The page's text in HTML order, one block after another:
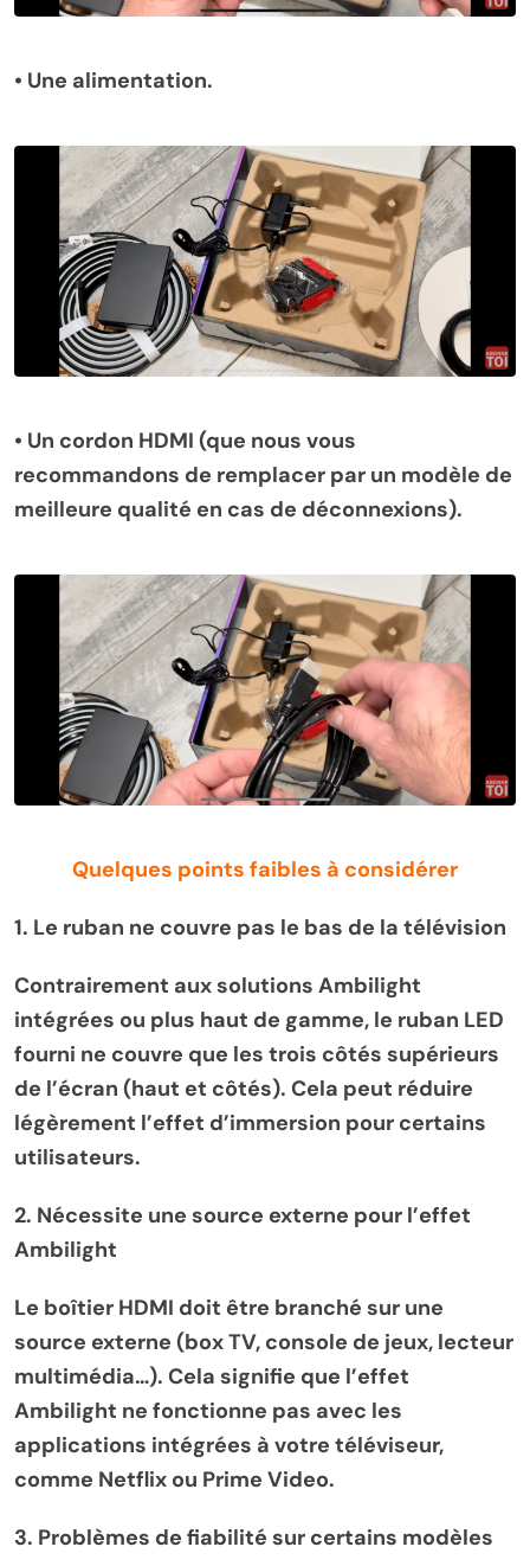
• Une alimentation.
• Un cordon HDMI (que nous vous
recommandons de remplacer par un modèle de
meilleure qualité en cas de déconnexions).
Quelques points faibles à considérer
1. Le ruban ne couvre pas le bas de la télévision
Contrairement aux solutions Ambilight
intégrées ou plus haut de gamme, le ruban LED
fourni ne couvre que les trois côtés supérieurs
de l’écran (haut et côtés). Cela peut réduire
légèrement l’effet d’immersion pour certains
utilisateurs.
2. Nécessite une source externe pour l’effet
Ambilight
Le boîtier HDMI doit être branché sur une
source externe (box TV, console de jeux, lecteur
multimédia…). Cela signifie que l’effet
Ambilight ne fonctionne pas avec les
applications intégrées à votre téléviseur,
comme Netflix ou Prime Video.
3. Problèmes de fiabilité sur certains modèles